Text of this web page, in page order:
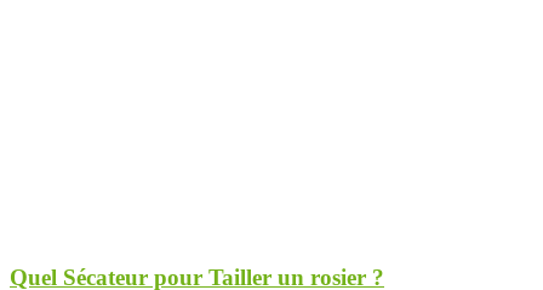
Quel Sécateur pour Tailler un rosier ?